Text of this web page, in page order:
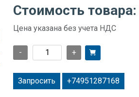
Стоимость товара:
Цена указана без учета НДС
- +
Запросить +74951287168